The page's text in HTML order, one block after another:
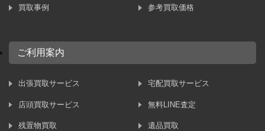
買取事例 参考買取価格
ご利用案内
出張買取サービス 宅配買取サービス
店頭買取サービス 無料LINE査定
残置物買取 遺品買取